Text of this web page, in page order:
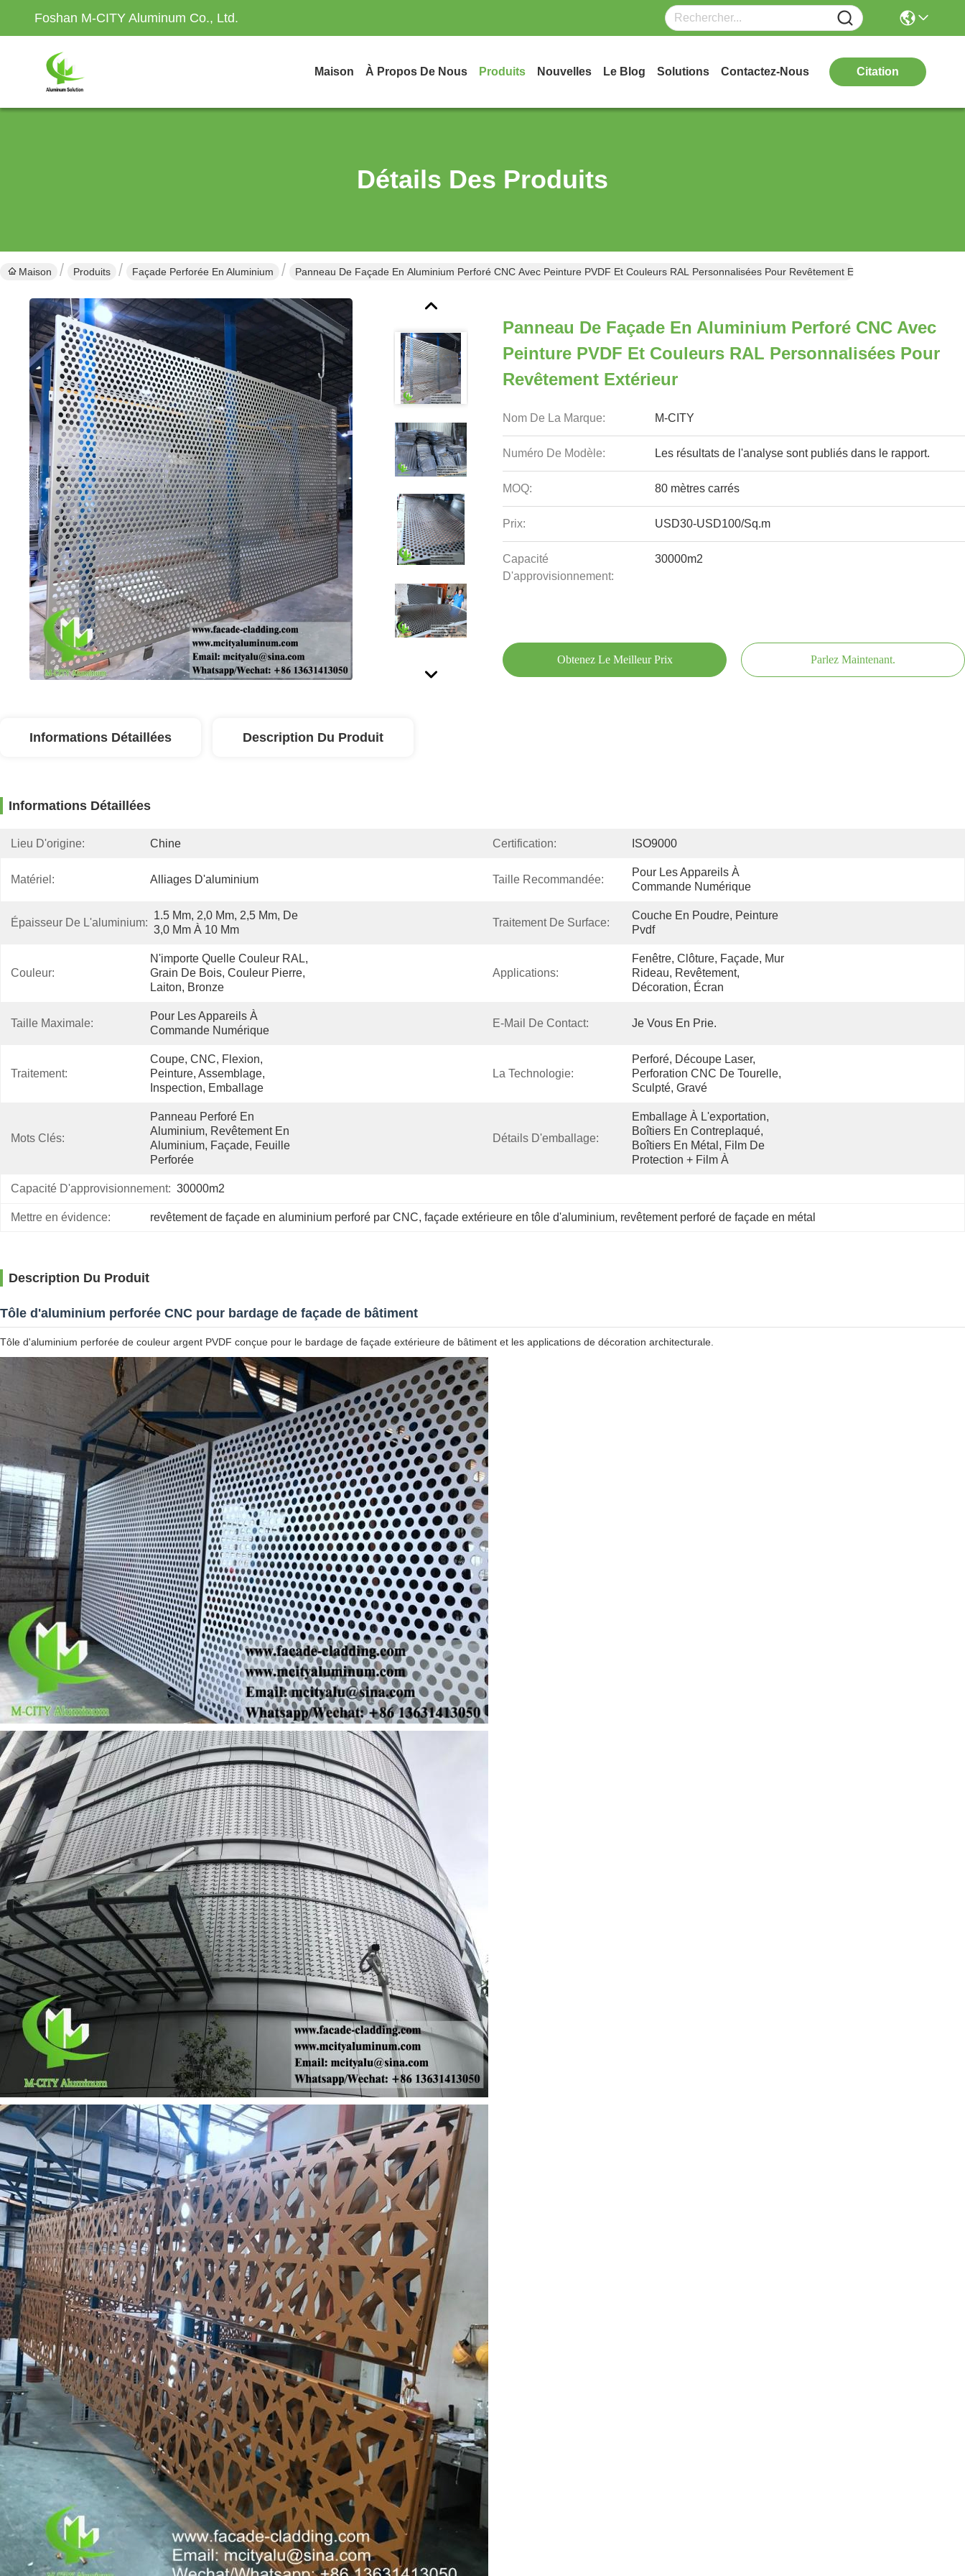
Foshan M-CITY Aluminum Co., Ltd.
Maison À Propos De Nous Produits Nouvelles Le Blog Solutions Contactez-Nous Citation
Détails Des Produits
Maison Produits Façade Perforée En Aluminium Panneau De Façade En Aluminium Perforé CNC Avec Peinture PVDF Et Couleurs RAL Personnalisées Pour Revêtement Extérieur
Panneau De Façade En Aluminium Perforé CNC Avec
Peinture PVDF Et Couleurs RAL Personnalisées Pour
Revêtement Extérieur
Nom De La Marque: M-CITY
Numéro De Modèle: Les résultats de l'analyse sont publiés dans le rapport.
MOQ: 80 mètres carrés
Prix: USD30-USD100/Sq.m
Capacité
D'approvisionnement:
30000m2
Obtenez Le Meilleur Prix Parlez Maintenant.
Informations Détaillées Description Du Produit
Informations Détaillées
Lieu D'origine: Chine Certification: ISO9000
Matériel: Alliages D'aluminium Taille Recommandée:
Pour Les Appareils À
Commande Numérique
Épaisseur De L'aluminium:
1.5 Mm, 2,0 Mm, 2,5 Mm, De
3,0 Mm À 10 Mm
Traitement De Surface:
Couche En Poudre, Peinture
Pvdf
Couleur:
N'importe Quelle Couleur RAL,
Grain De Bois, Couleur Pierre,
Laiton, Bronze
Applications:
Fenêtre, Clôture, Façade, Mur
Rideau, Revêtement,
Décoration, Écran
Taille Maximale:
Pour Les Appareils À
Commande Numérique
E-Mail De Contact: Je Vous En Prie.
Traitement:
Coupe, CNC, Flexion,
Peinture, Assemblage,
Inspection, Emballage
La Technologie:
Perforé, Découpe Laser,
Perforation CNC De Tourelle,
Sculpté, Gravé
Mots Clés:
Panneau Perforé En
Aluminium, Revêtement En
Aluminium, Façade, Feuille
Perforée
Détails D'emballage:
Emballage À L'exportation,
Boîtiers En Contreplaqué,
Boîtiers En Métal, Film De
Protection + Film À
Capacité D'approvisionnement: 30000m2
Mettre en évidence: revêtement de façade en aluminium perforé par CNC, façade extérieure en tôle d'aluminium, revêtement perforé de façade en métal
Description Du Produit
Tôle d'aluminium perforée CNC pour bardage de façade de bâtiment
Tôle d'aluminium perforée de couleur argent PVDF conçue pour le bardage de façade extérieure de bâtiment et les applications de décoration architecturale.